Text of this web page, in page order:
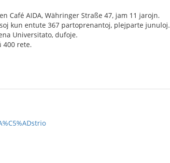
Café AIDA, Währinger Straße 47, jam 11 jarojn.
kun entute 367 partoprenantoj, plejparte junuloj.
Universitato, dufoje.
400 rete.